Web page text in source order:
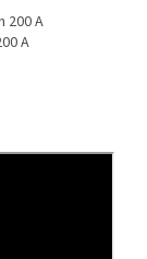
200 A
A